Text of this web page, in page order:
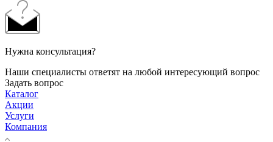
Нужна консультация?
Наши специалисты ответят на любой интересующий вопрос
Задать вопрос
Каталог
Акции
Услуги
Компания